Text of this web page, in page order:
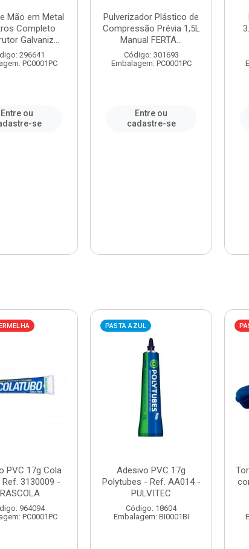
Mão em Metal
Completo
Galvaniz...
296641
PC0001PC
Entre ou
se
Pulverizador Plástico de
Compressão Prévia 1,5L
Manual FERTA...
Código: 301693
Embalagem: PC0001PC
Entre ou
cadastre-se
PVC 17g Cola
3130009 -
964094
PC0001PC
PASTA AZUL
Adesivo PVC 17g
Polytubes - Ref. AA014 -
PULVITEC
Código: 18604
Embalagem: BI0001BI